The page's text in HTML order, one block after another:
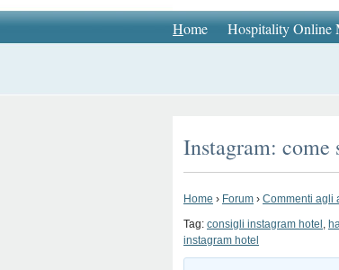
Home Hospitality Online
Instagram:
Home › Forum › Commenti agli
Tag: consigli instagram hotel ,
instagram hotel